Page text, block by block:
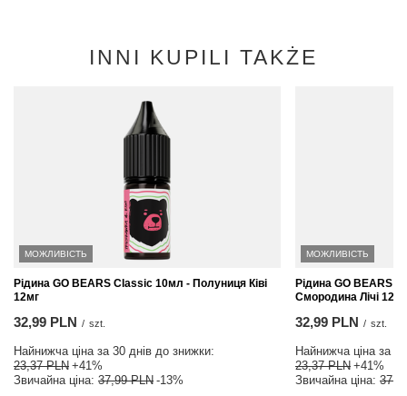
INNI KUPILI TAKŻE
МОЖЛИВІСТЬ
Рідина GO BEARS Classic 10мл - Полуниця Ківі
12мг
32,99 PLN / szt.
Найнижча ціна за 30 днів до знижки:
23,37 PLN +41%
Звичайна ціна: 37,99 PLN -13%
МОЖЛИВІСТЬ
Рідина GO BEARS
Смородина Лічі 12мг
32,99 PLN / szt.
Найнижча ціна за
23,37 PLN +41%
Звичайна ціна: